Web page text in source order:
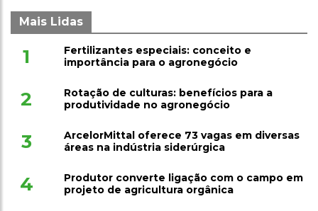
1
Fertilizantes especiais: conceito e
importância para o agronegócio
produtividade no agronegócio
áreas na indústria siderúrgica
projeto de agricultura orgânica